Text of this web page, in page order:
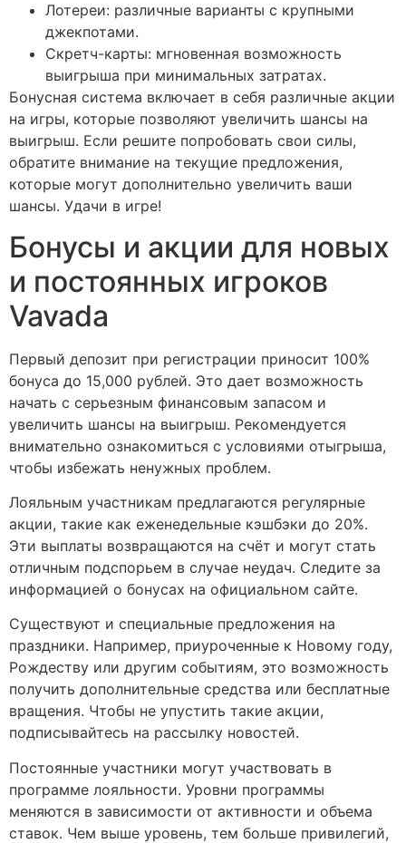
Лотереи: различные варианты с крупными
джекпотами.
Скретч-карты: мгновенная возможность
выигрыша при минимальных затратах.
Бонусная система включает в себя различные акции
на игры, которые позволяют увеличить шансы на
выигрыш. Если решите попробовать свои силы,
обратите внимание на текущие предложения,
которые могут дополнительно увеличить ваши
шансы. Удачи в игре!
Бонусы и акции для новых
и постоянных игроков
Vavada
Первый депозит при регистрации приносит 100%
бонуса до 15,000 рублей. Это дает возможность
начать с серьезным финансовым запасом и
увеличить шансы на выигрыш. Рекомендуется
внимательно ознакомиться с условиями отыгрыша,
чтобы избежать ненужных проблем.
Лояльным участникам предлагаются регулярные
акции, такие как еженедельные кэшбэки до 20%.
Эти выплаты возвращаются на счёт и могут стать
отличным подспорьем в случае неудач. Следите за
информацией о бонусах на официальном сайте.
Существуют и специальные предложения на
праздники. Например, приуроченные к Новому году,
Рождеству или другим событиям, это возможность
получить дополнительные средства или бесплатные
вращения. Чтобы не упустить такие акции,
подписывайтесь на рассылку новостей.
Постоянные участники могут участвовать в
программе лояльности. Уровни программы
меняются в зависимости от активности и объема
ставок. Чем выше уровень, тем больше привилегий,